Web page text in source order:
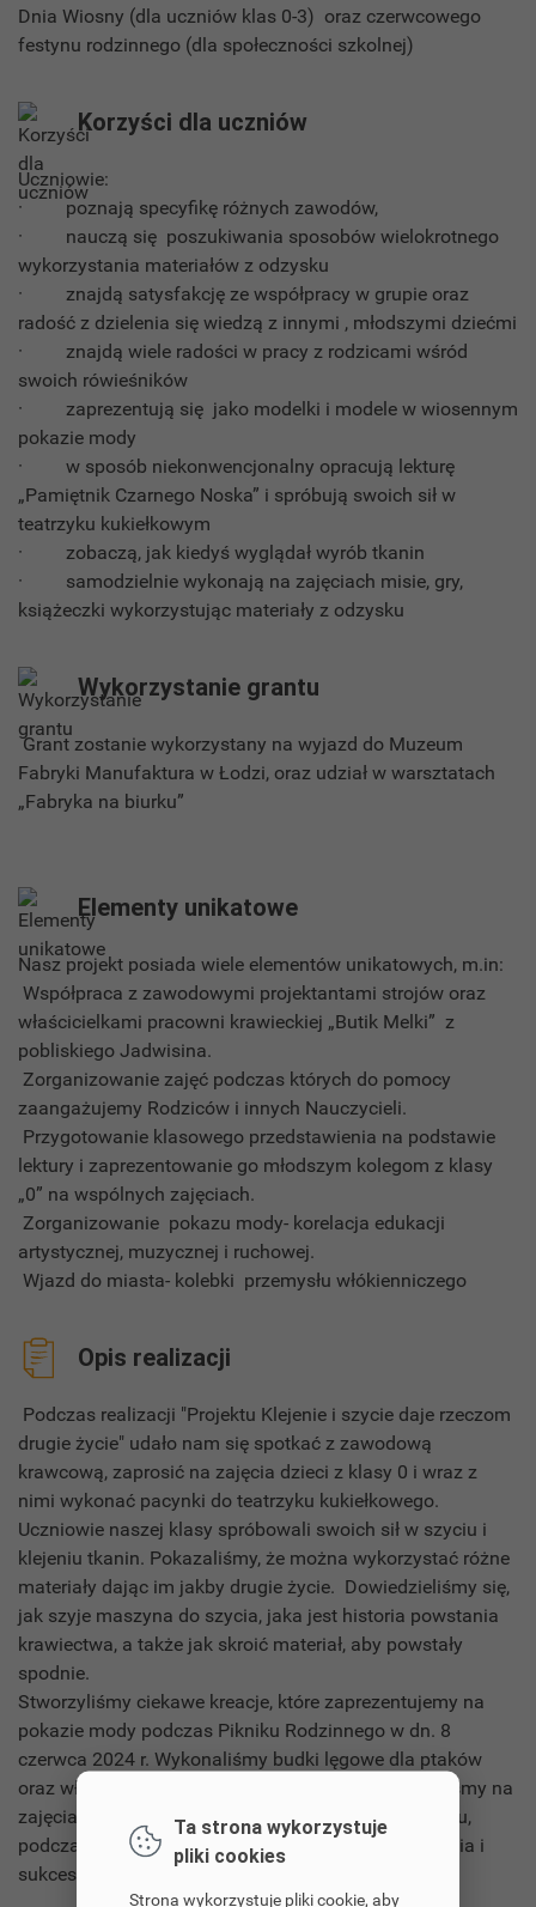
Dnia Wiosny (dla uczniów klas 0-3) oraz czerwcowego
festynu rodzinnego (dla społeczności szkolnej)
Korzyści dla uczniów
Uczniowie:
· poznają specyfikę różnych zawodów,
· nauczą się poszukiwania sposobów wielokrotnego
wykorzystania materiałów z odzysku
· znajdą satysfakcję ze współpracy w grupie oraz
radość z dzielenia się wiedzą z innymi , młodszymi dziećmi
· znajdą wiele radości w pracy z rodzicami wśród
swoich rówieśników
· zaprezentują się jako modelki i modele w wiosennym
pokazie mody
· w sposób niekonwencjonalny opracują lekturę
„Pamiętnik Czarnego Noska” i spróbują swoich sił w
teatrzyku kukiełkowym
· zobaczą, jak kiedyś wyglądał wyrób tkanin
· samodzielnie wykonają na zajęciach misie, gry,
książeczki wykorzystując materiały z odzysku
Wykorzystanie grantu
Grant zostanie wykorzystany na wyjazd do Muzeum
Fabryki Manufaktura w Łodzi, oraz udział w warsztatach
„Fabryka na biurku”
Elementy unikatowe
Nasz projekt posiada wiele elementów unikatowych, m.in:
Współpraca z zawodowymi projektantami strojów oraz
właścicielkami pracowni krawieckiej „Butik Melki” z
pobliskiego Jadwisina.
Zorganizowanie zajęć podczas których do pomocy
zaangażujemy Rodziców i innych Nauczycieli.
Przygotowanie klasowego przedstawienia na podstawie
lektury i zaprezentowanie go młodszym kolegom z klasy
„0” na wspólnych zajęciach.
Zorganizowanie pokazu mody- korelacja edukacji
artystycznej, muzycznej i ruchowej.
Wjazd do miasta- kolebki przemysłu włókienniczego
Opis realizacji
Podczas realizacji "Projektu Klejenie i szycie daje rzeczom
drugie życie" udało nam się spotkać z zawodową
krawcową, zaprosić na zajęcia dzieci z klasy 0 i wraz z
nimi wykonać pacynki do teatrzyku kukiełkowego.
Uczniowie naszej klasy spróbowali swoich sił w szyciu i
klejeniu tkanin. Pokazaliśmy, że można wykorzystać różne
materiały dając im jakby drugie życie. Dowiedzieliśmy się,
jak szyje maszyna do szycia, jaka jest historia powstania
krawiectwa, a także jak skroić materiał, aby powstały
spodnie.
Stworzyliśmy ciekawe kreacje, które zaprezentujemy na
pokazie mody podczas Pikniku Rodzinnego w dn. 8
czerwca 2024 r. Wykonaliśmy budki lęgowe dla ptaków
oraz własnoręcznie przyrządziliśmy pizzę. Zaprosiliśmy na
zajęcia otwarte nauczycieli ze szkół naszego powiatu,
podczas których zaprezentowaliśmy nasze dokonania i
sukces w konkursie "Projektanci Edukacji".
Ta strona wykorzystuje
pliki cookies
Strona wykorzystuje pliki cookie, aby